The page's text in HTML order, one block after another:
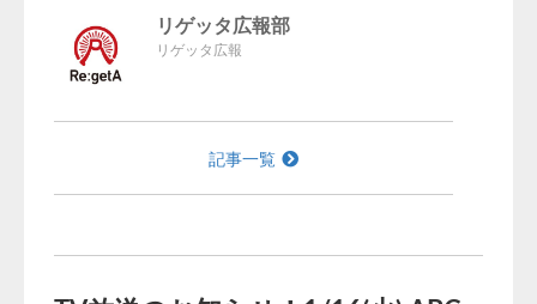
リゲッタ広報部
リゲッタ広報
記事一覧